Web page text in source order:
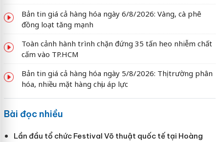
Bản tin giá cả hàng hóa ngày 6/8/2026: Vàng, cà phê
đồng loạt tăng mạnh
Toàn cảnh hành trình chặn đứng 35 tấn heo nhiễm chất
cấm vào TP.HCM
Bản tin giá cả hàng hóa ngày 5/8/2026: Thị trường phân
hóa, nhiều mặt hàng chịu áp lực
Bài đọc nhiều
Lần đầu tổ chức Festival Võ thuật quốc tế tại Hoàng